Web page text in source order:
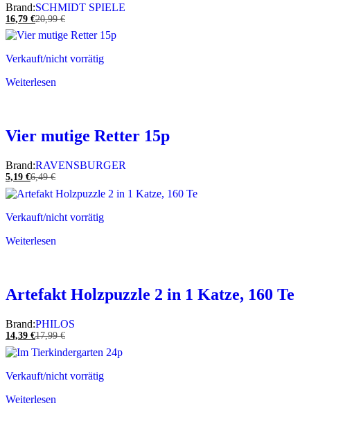
Brand:SCHMIDT SPIELE
16,79 €20,99€
Verkauft/nicht vorrätig
Weiterlesen
Vier mutige Retter 15p
Brand:RAVENSBURGER
5,19 €6,49€
Verkauft/nicht vorrätig
Weiterlesen
Artefakt Holzpuzzle 2 in 1 Katze, 160 Te
Brand:PHILOS
14,39 €17,99€
Verkauft/nicht vorrätig
Weiterlesen